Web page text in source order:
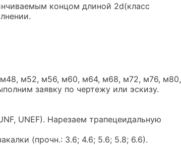
концом длиной 2d(класс
м52, м56, м60, м64, м68, м72, м76, м80,
заявку по чертежу или эскизу.
UNEF). Нарезаем трапецеидальную
(прочн.: 3.6; 4.6; 5.6; 5.8; 6.6).